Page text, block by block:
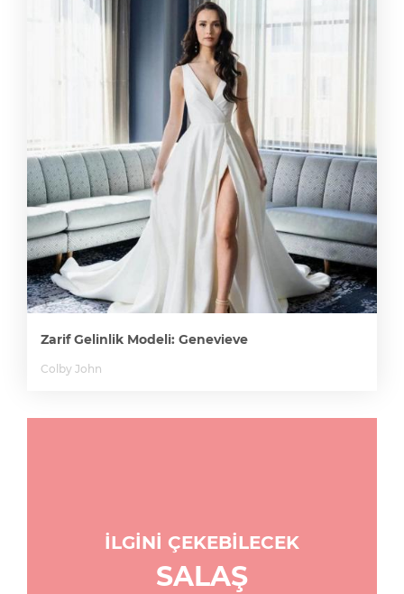
Zarif Gelinlik Modeli: Genevieve
Colby John
İLGİNİ ÇEKEBİLECEK
SALAŞ